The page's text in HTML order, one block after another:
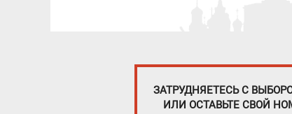
ЗАТРУДНЯЕТЕСЬ С
ИЛИ ОСТАВЬТЕ СВОЙ